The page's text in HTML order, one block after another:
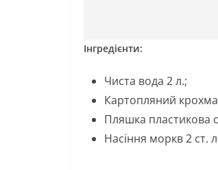
Інгредієнти:
Чиста вода 2 л.;
Картопляний
Пляшка пластикова
Насіння моркв 2 ст.